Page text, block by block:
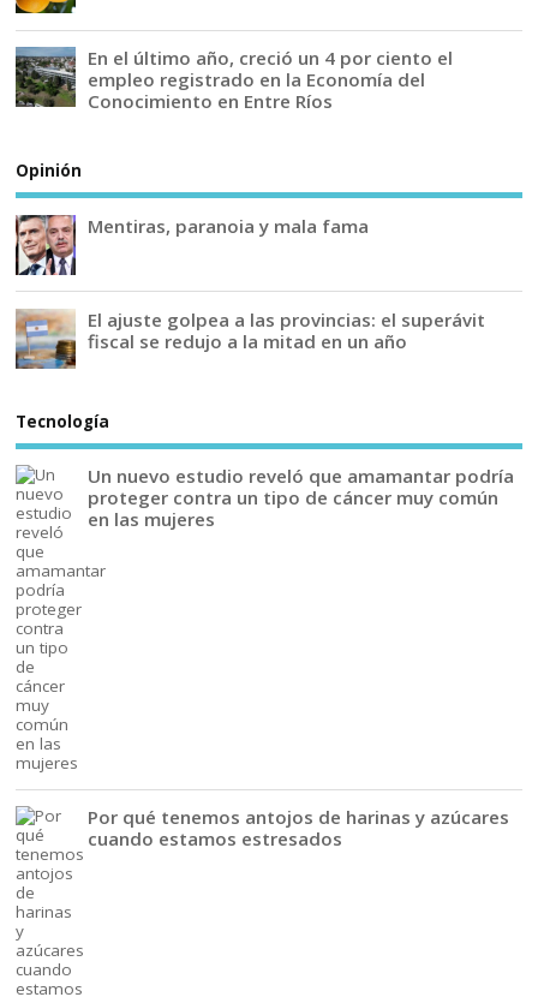
En el último año, creció un 4 por ciento el
empleo registrado en la Economía del
Conocimiento en Entre Ríos
Opinión
Mentiras, paranoia y mala fama
El ajuste golpea a las provincias: el superávit
fiscal se redujo a la mitad en un año
Tecnología
Un nuevo estudio reveló que amamantar podría
proteger contra un tipo de cáncer muy común
en las mujeres
Por qué tenemos antojos de harinas y azúcares
cuando estamos estresados